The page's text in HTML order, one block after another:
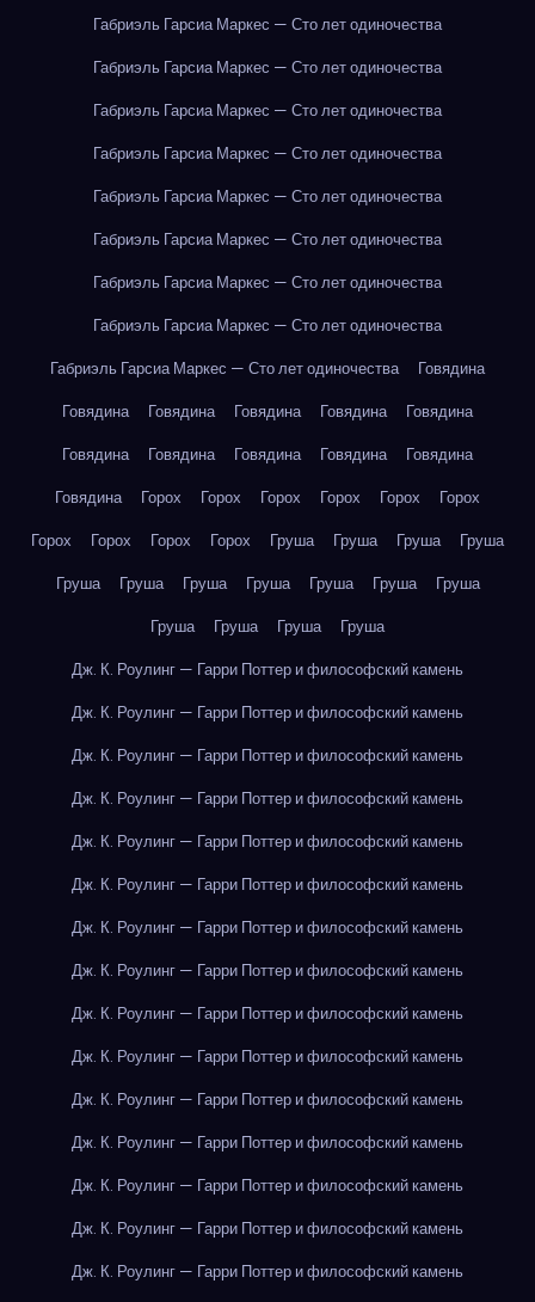
Габриэль Гарсиа Маркес — Сто лет одиночества
Габриэль Гарсиа Маркес — Сто лет одиночества
Габриэль Гарсиа Маркес — Сто лет одиночества
Габриэль Гарсиа Маркес — Сто лет одиночества
Габриэль Гарсиа Маркес — Сто лет одиночества
Габриэль Гарсиа Маркес — Сто лет одиночества
Габриэль Гарсиа Маркес — Сто лет одиночества
Габриэль Гарсиа Маркес — Сто лет одиночества
Габриэль Гарсиа Маркес — Сто лет одиночества
Говядина
Говядина
Говядина Говядина Говядина
Говядина
Говядина
Говядина Говядина Говядина
Говядина
Говядина
Горох Горох Горох Горох Горох
Горох
Горох
Горох Горох Горох Груша Груша Груша
Груша
Груша
Груша Груша Груша Груша Груша
Груша
Груша
Груша Груша
Груша
Дж. К. Роулинг — Гарри Поттер и философский камень
Дж. К. Роулинг — Гарри Поттер и философский камень
Дж. К. Роулинг — Гарри Поттер и философский камень
Дж. К. Роулинг — Гарри Поттер и философский камень
Дж. К. Роулинг — Гарри Поттер и философский камень
Дж. К. Роулинг — Гарри Поттер и философский камень
Дж. К. Роулинг — Гарри Поттер и философский камень
Дж. К. Роулинг — Гарри Поттер и философский камень
Дж. К. Роулинг — Гарри Поттер и философский камень
Дж. К. Роулинг — Гарри Поттер и философский камень
Дж. К. Роулинг — Гарри Поттер и философский камень
Дж. К. Роулинг — Гарри Поттер и философский камень
Дж. К. Роулинг — Гарри Поттер и философский камень
Дж. К. Роулинг — Гарри Поттер и философский камень
Дж. К. Роулинг — Гарри Поттер и философский камень